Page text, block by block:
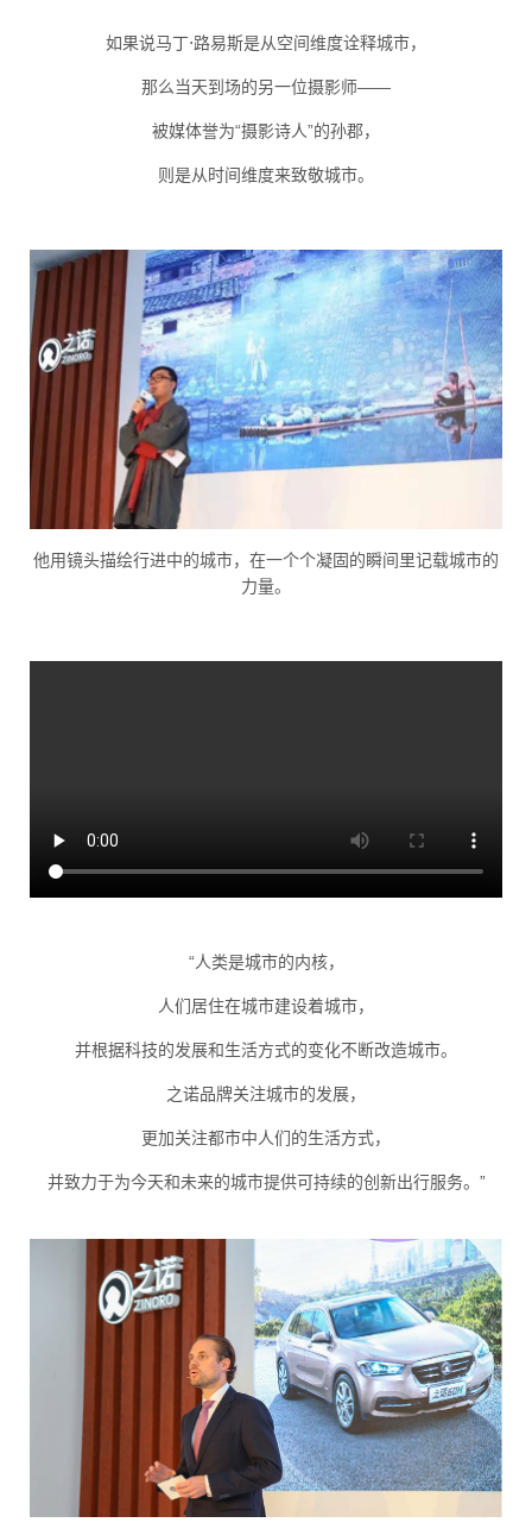
如果说马丁⋅路易斯是从空间维度诠释城市，
那么当天到场的另一位摄影师——
被媒体誉为“摄影诗人”的孙郡，
则是从时间维度来致敬城市。
他用镜头描绘行进中的城市，在一个个凝固的瞬间里记载城市的
力量。
“人类是城市的内核，
人们居住在城市建设着城市，
并根据科技的发展和生活方式的变化不断改造城市。
之诺品牌关注城市的发展，
更加关注都市中人们的生活方式，
并致力于为今天和未来的城市提供可持续的创新出行服务。”